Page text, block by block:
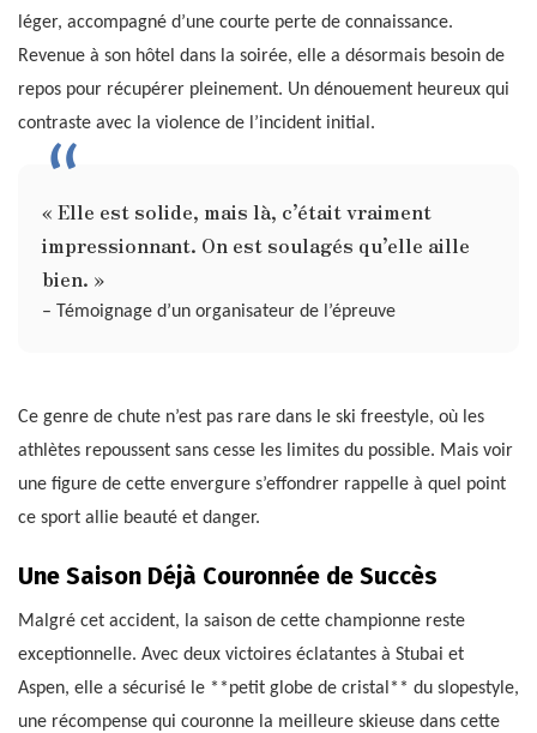
léger, accompagné d’une courte perte de connaissance.
Revenue à son hôtel dans la soirée, elle a désormais besoin de
repos pour récupérer pleinement. Un dénouement heureux qui
contraste avec la violence de l’incident initial.
« Elle est solide, mais là, c’était vraiment
impressionnant. On est soulagés qu’elle aille
bien. »
– Témoignage d’un organisateur de l’épreuve
Ce genre de chute n’est pas rare dans le ski freestyle, où les
athlètes repoussent sans cesse les limites du possible. Mais voir
une figure de cette envergure s’effondrer rappelle à quel point
ce sport allie beauté et danger.
Une Saison Déjà Couronnée de Succès
Malgré cet accident, la saison de cette championne reste
exceptionnelle. Avec deux victoires éclatantes à Stubai et
Aspen, elle a sécurisé le **petit globe de cristal** du slopestyle,
une récompense qui couronne la meilleure skieuse dans cette